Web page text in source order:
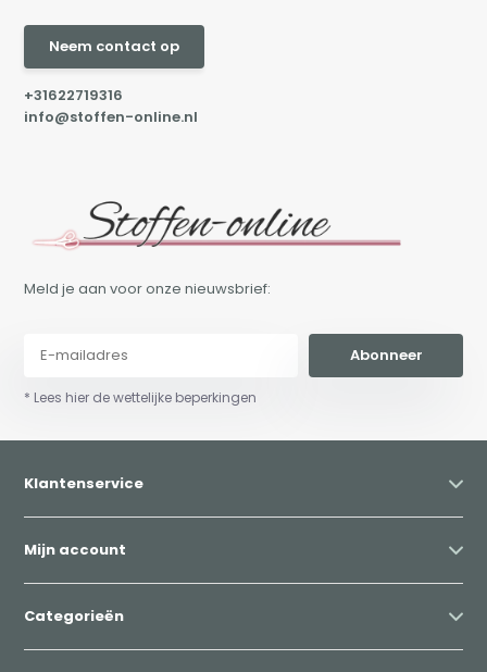
Neem contact op
+31622719316
info@stoffen-online.nl
Meld je aan voor onze nieuwsbrief:
Abonneer
* Lees hier de wettelijke beperkingen
Klantenservice
Mijn account
Categorieën